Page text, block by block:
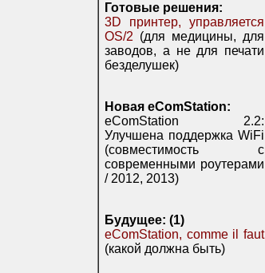
Готовые решения:
3D принтер, управляется
OS/2 (для медицины, для
заводов, а не для печати
безделушек)
Новая eComStation:
eComStation 2.2:
Улучшена поддержка WiFi
(совместимость с
современными роутерами
/ 2012, 2013)
Будущее: (1)
eComStation, comme il faut
(какой должна быть)